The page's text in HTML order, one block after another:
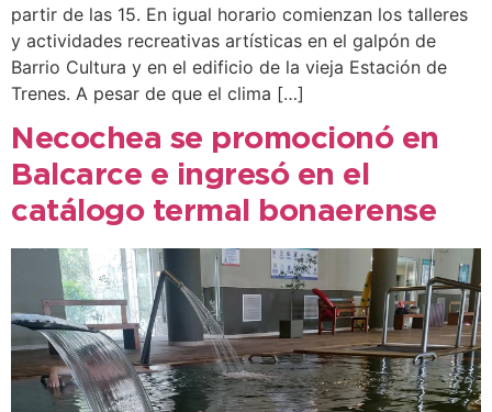
partir de las 15. En igual horario comienzan los talleres
y actividades recreativas artísticas en el galpón de
Barrio Cultura y en el edificio de la vieja Estación de
Trenes. A pesar de que el clima […]
Necochea se promocionó en
Balcarce e ingresó en el
catálogo termal bonaerense